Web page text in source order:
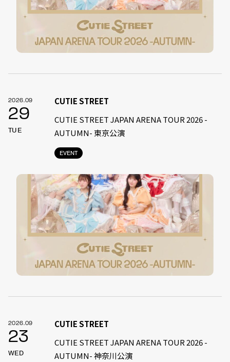
2026.09
29
TUE
EVENT
CUTIE STREET
CUTIE STREET JAPAN ARENA TOUR 2026 -
AUTUMN- 東京公演
2026.09
23
WED
CUTIE STREET
CUTIE STREET JAPAN ARENA TOUR 2026 -
AUTUMN- 神奈川公演